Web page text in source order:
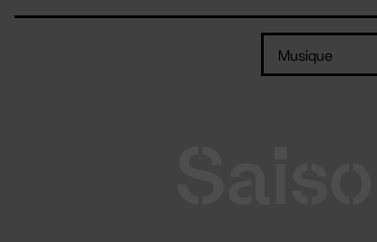
Musique